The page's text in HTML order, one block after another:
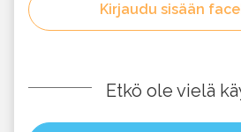
Kirjaudu sisään
Etkö ole vielä